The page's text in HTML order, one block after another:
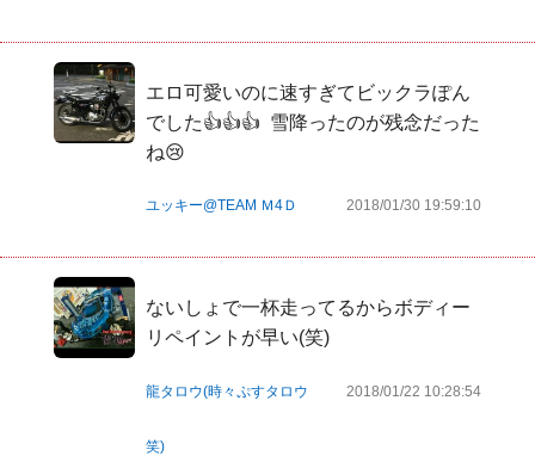
エロ可愛いのに速すぎてビックラぽん
でした👍👍👍  雪降ったのが残念だった
ね😢
ユッキー@TEAM Ｍ4Ｄ 2018/01/30 19:59:10
ないしょで一杯走ってるからボディー
リペイントが早い(笑)
龍タロウ(時々ぷすタロウ
笑)
2018/01/22 10:28:54